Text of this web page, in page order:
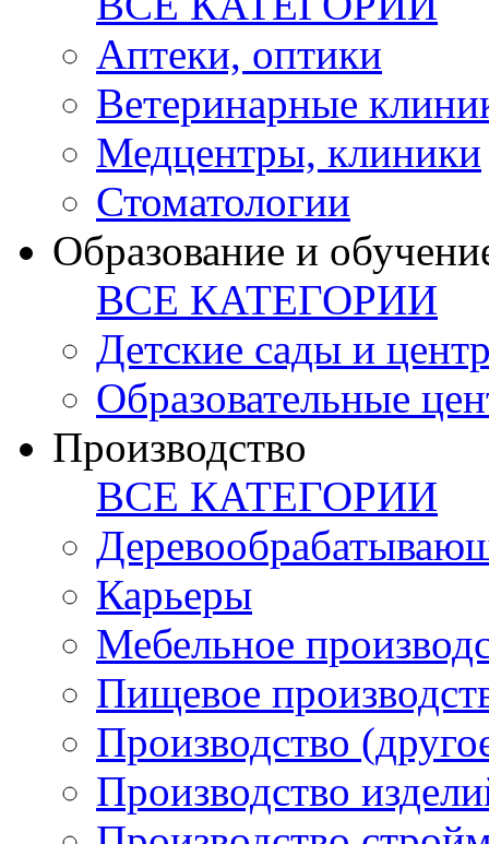
Аптеки, оптики
Ветеринарные
Медцентры, клиники
Стоматологии
Образование и
ВСЕ КАТЕГОРИИ
Детские сады и
Образовательные
Производство
ВСЕ КАТЕГОРИИ
Карьеры
Мебельное
Пищевое
Производство
Производство